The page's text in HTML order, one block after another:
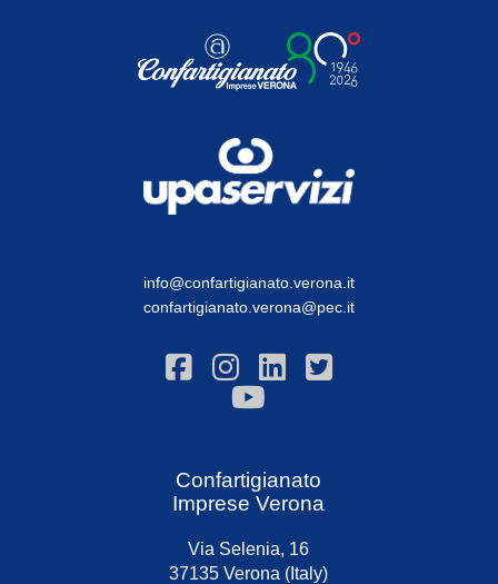
info@confartigianato.verona.it
confartigianato.verona@pec.it
Confartigianato
Imprese Verona
Via Selenia, 16
37135 Verona (Italy)